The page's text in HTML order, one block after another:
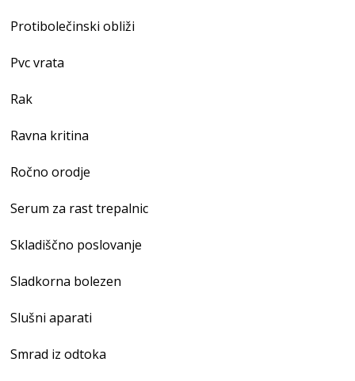
Protibolečinski obliži
Pvc vrata
Rak
Ravna kritina
Ročno orodje
Serum za rast trepalnic
Skladiščno poslovanje
Sladkorna bolezen
Slušni aparati
Smrad iz odtoka